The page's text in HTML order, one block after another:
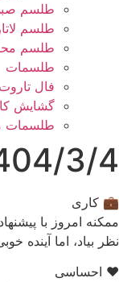
طلسم
طلسم
طلسم
طلسمات
فال تاروت
گشایش
طلسمات
3/4
💼 کاری
ممکنه امروز با
نظر بیاد، اما
❤️ احساسی